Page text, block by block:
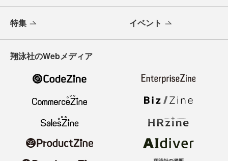
特集 イベント
翔泳社のWebメディア